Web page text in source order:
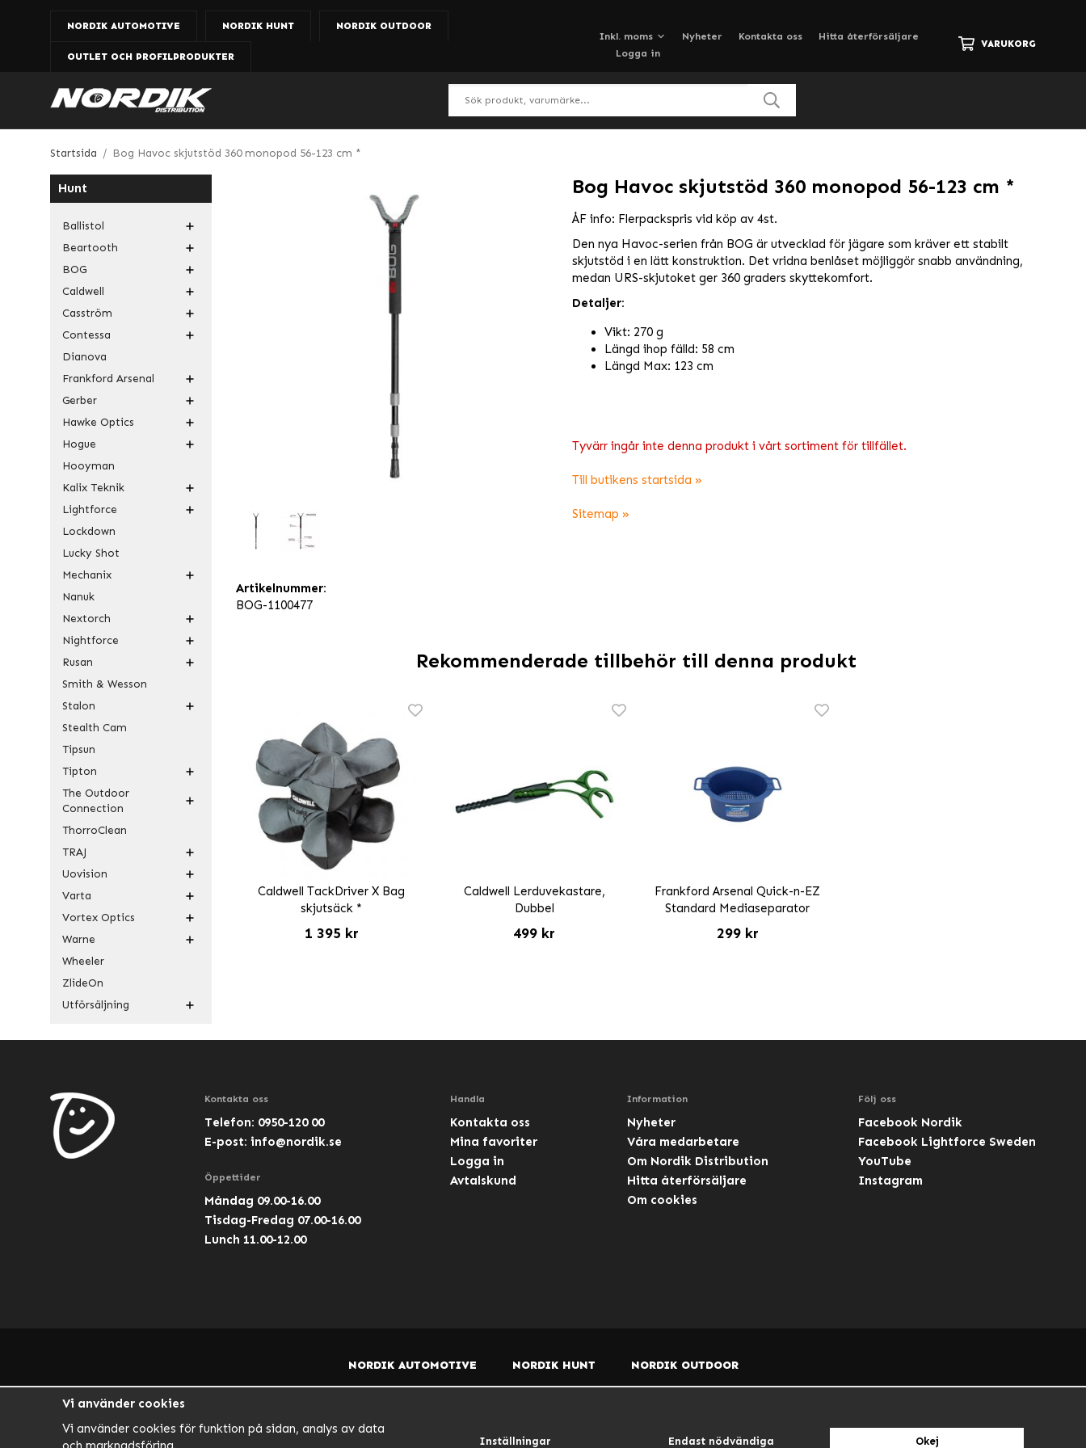
NORDIK AUTOMOTIVE NORDIK HUNT NORDIK OUTDOOR
OUTLET OCH PROFILPRODUKTER
Nyheter Kontakta oss
Hitta återförsäljare
Logga in
VARUKORG
Startsida / Bog Havoc skjutstöd 360 monopod 56-123 cm *
Hunt
Ballistol
Beartooth
BOG
Caldwell
Casström
Contessa
Dianova
Frankford Arsenal
Gerber
Hawke Optics
Hogue
Hooyman
Kalix Teknik
Lightforce
Lockdown
Lucky Shot
Mechanix
Nanuk
Nextorch
Nightforce
Rusan
Smith & Wesson
Stalon
Stealth Cam
Tipsun
Tipton
The Outdoor
Connection
ThorroClean
TRAJ
Uovision
Varta
Vortex Optics
Warne
Wheeler
ZlideOn
Utförsäljning
Bog Havoc skjutstöd 360 monopod 56-123 cm *
ÅF info: Flerpackspris vid köp av 4st.
Den nya Havoc-serien från BOG är utvecklad för jägare som kräver ett stabilt
skjutstöd i en lätt konstruktion. Det vridna benlåset möjliggör snabb användning,
medan URS-skjutoket ger 360 graders skyttekomfort.
Detaljer:
Vikt: 270 g
Längd ihop fälld: 58 cm
Längd Max: 123 cm
Tyvärr ingår inte denna produkt i vårt sortiment för tillfället.
Till butikens startsida »
Sitemap »
Artikelnummer:
BOG-1100477
Rekommenderade tillbehör till denna produkt
Caldwell TackDriver X Bag
skjutsäck *
1 395 kr
Caldwell Lerduvekastare,
Dubbel
499 kr
Frankford Arsenal Quick-n-EZ
Standard Mediaseparator
299 kr
Kontakta oss
Telefon: 0950-120 00
E-post: info@nordik.se
Öppettider
Måndag 09.00-16.00
Tisdag-Fredag 07.00-16.00
Lunch 11.00-12.00
Handla
Kontakta oss
Mina favoriter
Logga in
Avtalskund
Information
Nyheter
Våra medarbetare
Om Nordik Distribution
Hitta återförsäljare
Om cookies
Följ oss
Facebook Nordik
Facebook Lightforce Sweden
YouTube
Instagram
NORDIK AUTOMOTIVE NORDIK HUNT NORDIK OUTDOOR
Vi använder cookies
Vi använder cookies för funktion på sidan, analys av data
Inställningar Endast nödvändiga Okej